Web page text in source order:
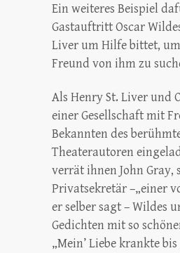
Ein weiteres Beispiel
Gastauftritt Oscar
Liver um Hilfe bittet,
Freund von ihm zu
Als Henry St. Liver und
einer Gesellschaft mit
Bekannten des
Theaterautoren
verrät ihnen John Gray,
Privatsekretär –„einer
er selber sagt – Wildes
Gedichten mit so
„Mein’ Liebe krankte